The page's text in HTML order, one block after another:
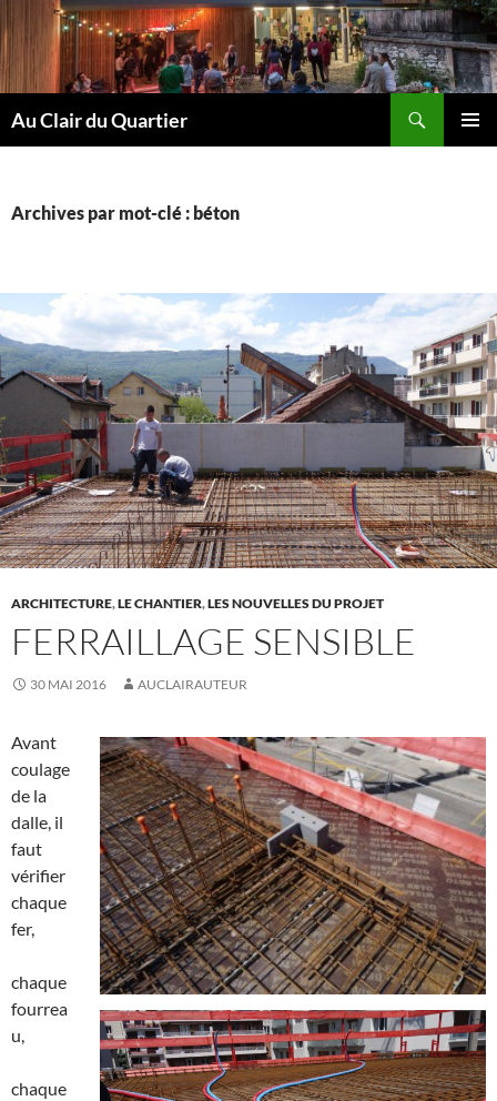
au
contenu
Au Clair du Quartier
Archives par mot-clé : béton
ARCHITECTURE,LE CHANTIER,LES NOUVELLES DU PROJET
FERRAILLAGE SENSIBLE
30 MAI 2016 AUCLAIRAUTEUR
Avant
coulage
de la
dalle, il
faut
vérifier
chaque
fer,
chaque
fourrea
u,
chaque